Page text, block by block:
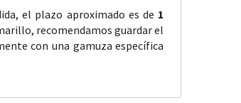
el plazo aproximado es de 1
recomendamos guardar el
con una gamuza específica